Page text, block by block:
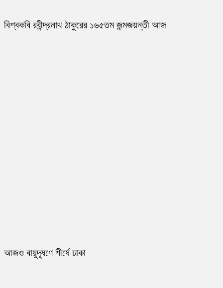
বিশ্বকবি রবীন্দ্রনাথ ঠাকুরের ১৬৫তম জন্মজয়ন্তী আজ
আজও বায়ুদূষণে শীর্ষে ঢাকা